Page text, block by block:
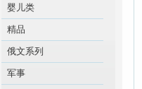
婴儿类
精品
俄文系列
军事